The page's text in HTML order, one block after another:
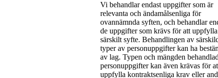
Vi behandlar endast uppgifter som är
relevanta och ändamålsenliga för
ovannämnda syften, och behandlar
de uppgifter som krävs för att
särskilt syfte. Behandlingen av
typer av personuppgifter kan ha
av lag. Typen och mängden
personuppgifter kan även krävas för
uppfylla kontraktsenliga krav eller